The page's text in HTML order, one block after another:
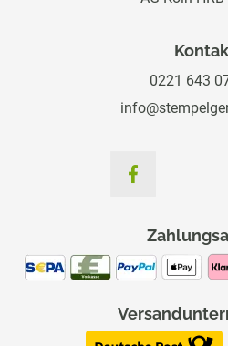
0221 643